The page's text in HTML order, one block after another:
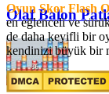
Olaf Balon
Oyun Skor Flash
en eğlenceli ve
de daha keyifli bir
kendinizi büyük bir